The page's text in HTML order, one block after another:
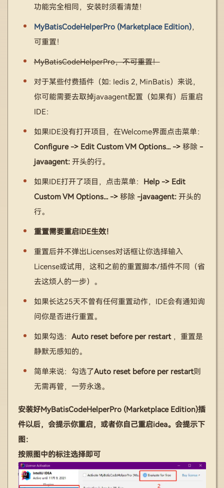
功能完全相同，安装时须看清楚！
MyBatisCodeHelperPro (Marketplace Edition)，
可重置！
MyBatisCodeHelperPro，不可重置！
对于某些付费插件（如: Iedis 2, MinBatis）来说，
你可能需要去取掉javaagent配置（如果有）后重启
IDE：
如果IDE没有打开项目，在Welcome界面点击菜单：
Configure -> Edit Custom VM Options... ->移除 -
javaagent:开头的行。
如果IDE打开了项目，点击菜单： Help -> Edit
Custom VM Options... ->移除 -javaagent:开头的
行。
重置需要重启IDE生效！
重置后并不弹出Licenses对话框让你选择输入
License或试用，这和之前的重置脚本/插件不同（省
去这烦人的一步）。
如果长达25天不曾有任何重置动作，IDE会有通知询
问你是否进行重置。
如果勾选： Auto reset before per restart，重置是
静默无感知的。
简单来说：勾选了Auto reset before per restart则
无需再管，一劳永逸。
安装好MyBatisCodeHelperPro (Marketplace Edition)插
件以后，会提示你重启，或者你自己重启idea。会提示下
图：
按照图中的标注选择即可